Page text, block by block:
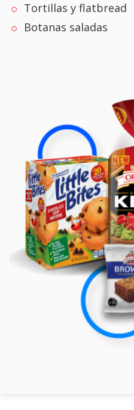
Tortillas y flatbread
Botanas saladas